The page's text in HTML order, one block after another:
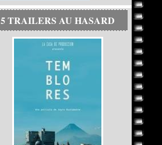
5 TRAILERS AU HASARD